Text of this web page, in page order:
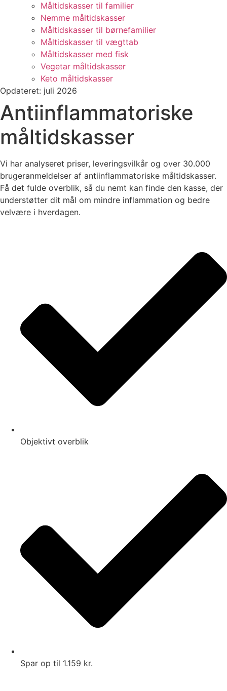
Måltidskasser til familier
Nemme måltidskasser
Måltidskasser til børnefamilier
Måltidskasser til vægttab
Måltidskasser med fisk
Vegetar måltidskasser
Keto måltidskasser
Opdateret: juli 2026
Antiinflammatoriske
måltidskasser
Vi har analyseret priser, leveringsvilkår og over 30.000
brugeranmeldelser af antiinflammatoriske måltidskasser.
Få det fulde overblik, så du nemt kan finde den kasse, der
understøtter dit mål om mindre inflammation og bedre
velvære i hverdagen.
Objektivt overblik
Spar op til 1.159 kr.